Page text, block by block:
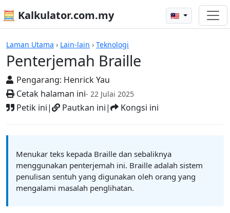
🧮 Kalkulator.com.my 🇲🇾
Laman Utama › Lain-lain › Teknologi
Penterjemah Braille
Pengarang: Henrick Yau
Cetak halaman ini- 22 Julai 2025
Petik ini| Pautkan ini| Kongsi ini
Kalkulator
Menukar teks kepada Braille dan sebaliknya
menggunakan penterjemah ini. Braille adalah sistem
penulisan sentuh yang digunakan oleh orang yang
mengalami masalah penglihatan.